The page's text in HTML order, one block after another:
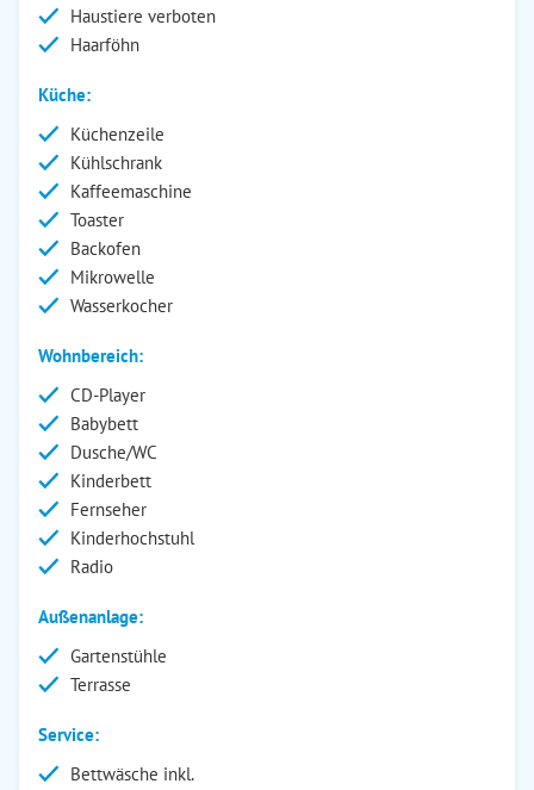
Haustiere verboten
Haarföhn
Küche:
Küchenzeile
Kühlschrank
Kaffeemaschine
Toaster
Backofen
Mikrowelle
Wasserkocher
Wohnbereich:
CD-Player
Babybett
Dusche/WC
Kinderbett
Fernseher
Kinderhochstuhl
Radio
Außenanlage:
Gartenstühle
Terrasse
Service:
Bettwäsche inkl.